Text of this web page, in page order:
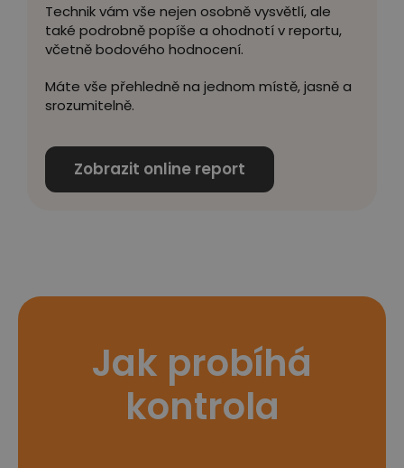
Technik vám vše nejen osobně vysvětlí, ale
také podrobně popíše a ohodnotí v reportu,
včetně bodového hodnocení.
Máte vše přehledně na jednom místě, jasně a
srozumitelně.
Zobrazit online report
Jak probíhá
kontrola